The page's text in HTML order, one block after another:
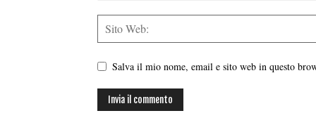
Salva il mio nome, email e sito web in questo